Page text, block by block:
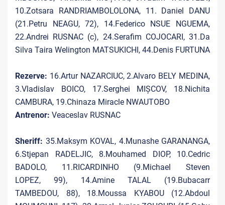
10.Zotsara RANDRIAMBOLOLONA, 11. Daniel DANU
(21.Petru NEAGU, 72), 14.Federico NSUE NGUEMA,
22.Andrei RUSNAC (c), 24.Serafim COJOCARI, 31.Da
Silva Taira Welington MATSUKICHI, 44.Denis FURTUNA
Rezerve: 16.Artur NAZARCIUC, 2.Alvaro BELY MEDINA,
3.Vladislav BOICO, 17.Serghei MIȘCOV, 18.Nichita
CAMBURA, 19.Chinaza Miracle NWAUTOBO
Antrenor: Veaceslav RUSNAC
Sheriff: 35.Maksym KOVAL, 4.Munashe GARANANGA,
6.Stjepan RADELJIC, 8.Mouhamed DIOP, 10.Cedric
BADOLO, 11.RICARDINHO (9.Michael Steven
LOPEZ, 99), 14.Amine TALAL (19.Bubacarr
TAMBEDOU, 88), 18.Moussa KYABOU (12.Abdoul